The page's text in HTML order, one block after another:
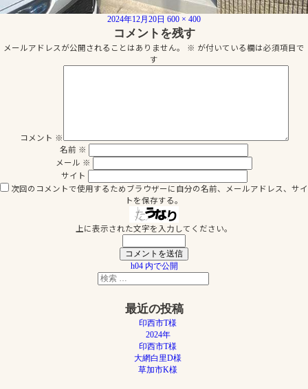
投
2024年12月20日 フ
ル
サ
イ
ズ
600 × 400
コメントを残す
メールアドレスが公開されることはありません。 ※ が付いている欄は必須項目で
す
コメント ※
名前 ※
メール ※
サイト
次回のコメントで使用するためブラウザーに自分の名前、メールアドレス、サイ
トを保存する。
上に表示された文字を入力してください。
h04 内で公開
検
最近の投稿
印西市T様
2024年
印西市T様
大網白里D様
草加市K様